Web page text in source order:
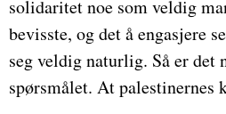
solidaritet noe som veldig
bevisste, og det å engasjere
seg veldig naturlig. Så er det
spørsmålet. At palestinernes